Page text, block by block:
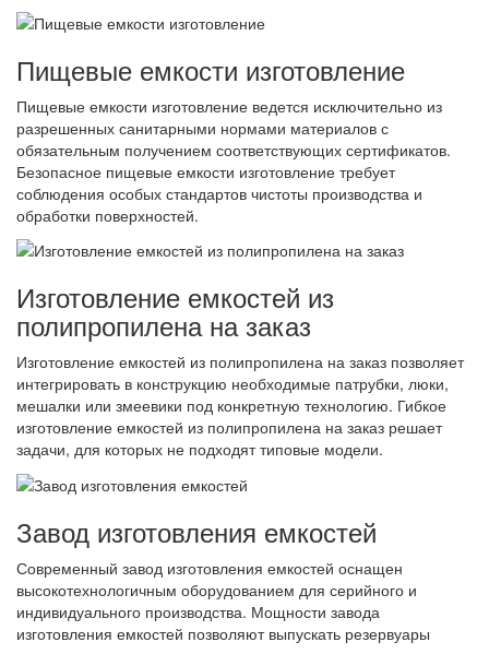
Пищевые емкости изготовление
Пищевые емкости изготовление ведется исключительно из
разрешенных санитарными нормами материалов с
обязательным получением соответствующих сертификатов.
Безопасное пищевые емкости изготовление требует
соблюдения особых стандартов чистоты производства и
обработки поверхностей.
Изготовление емкостей из
полипропилена на заказ
Изготовление емкостей из полипропилена на заказ позволяет
интегрировать в конструкцию необходимые патрубки, люки,
мешалки или змеевики под конкретную технологию. Гибкое
изготовление емкостей из полипропилена на заказ решает
задачи, для которых не подходят типовые модели.
Завод изготовления емкостей
Современный завод изготовления емкостей оснащен
высокотехнологичным оборудованием для серийного и
индивидуального производства. Мощности завода
изготовления емкостей позволяют выпускать резервуары